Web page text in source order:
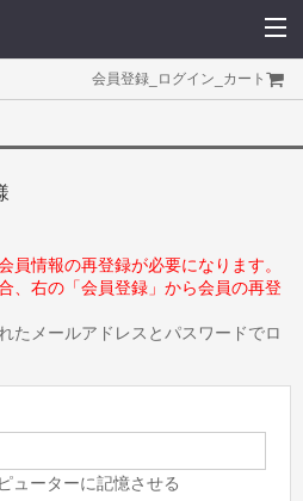
会員登録 ログイン カート
員情報の再登録が必要になります。
、右の「会員登録」から会員の再登
たメールアドレスとパスワードでロ
ューターに記憶させる